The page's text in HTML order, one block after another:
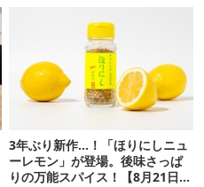
3年ぶり新作…！「ほりにしニュ
ーレモン」が登場。後味さっぱ
りの万能スパイス！【8月21日発